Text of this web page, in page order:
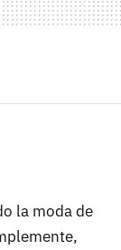
la moda de